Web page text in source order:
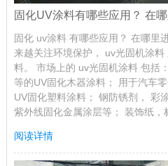
固化UV涂料有哪些应用？ 在
固化 uv涂料 有哪些应用？ 在哪里
来越关注环境保护， uv光固机涂
料。 市场上的 uv光固机涂料 包括
等的UV固化木器涂料； 用于汽车
UV固化塑料涂料； 钢防锈剂， 彩
紫外线固化金属涂层等； 装饰纸，
阅读详情